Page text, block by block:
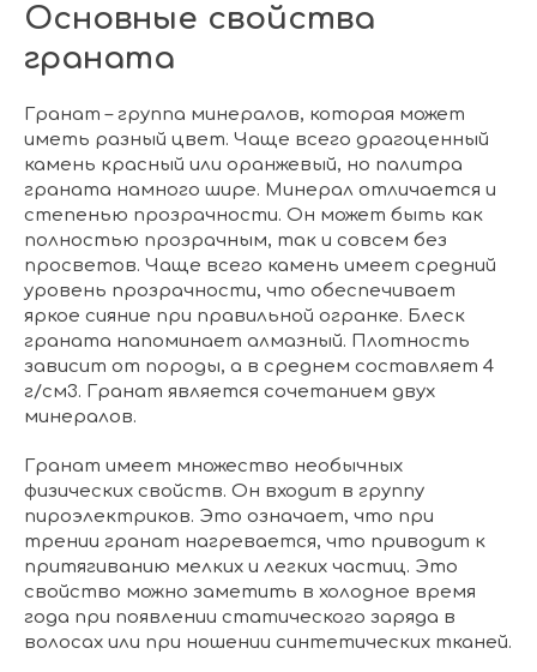
Основные свойства
граната
Гранат – группа минералов, которая может
иметь разный цвет. Чаще всего драгоценный
камень красный или оранжевый, но палитра
граната намного шире. Минерал отличается и
степенью прозрачности. Он может быть как
полностью прозрачным, так и совсем без
просветов. Чаще всего камень имеет средний
уровень прозрачности, что обеспечивает
яркое сияние при правильной огранке. Блеск
граната напоминает алмазный. Плотность
зависит от породы, а в среднем составляет 4
г/см3. Гранат является сочетанием двух
минералов.
Гранат имеет множество необычных
физических свойств. Он входит в группу
пироэлектриков. Это означает, что при
трении гранат нагревается, что приводит к
притягиванию мелких и легких частиц. Это
свойство можно заметить в холодное время
года при появлении статического заряда в
волосах или при ношении синтетических тканей.